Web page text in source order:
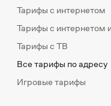
Тарифы с интернетом
Тарифы с интернетом
Тарифы с ТВ
Все тарифы по адресу
Игровые тарифы